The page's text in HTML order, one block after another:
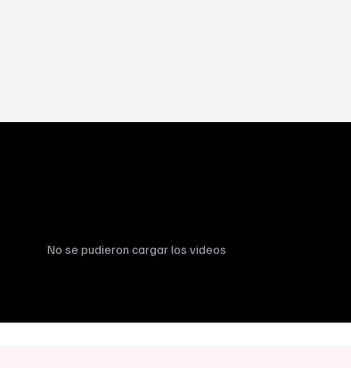
No se pudieron cargar los videos